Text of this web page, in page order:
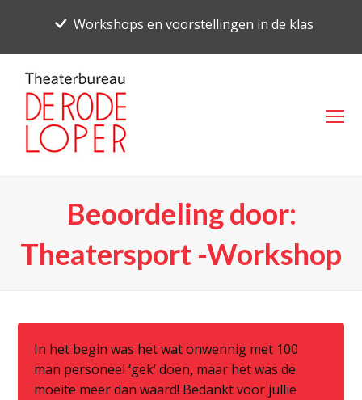
Workshops en voorstellingen in de klas
Beoordeling door:
Theatersport -Workshop
In het begin was het wat onwennig met 100
man personeel ‘gek’ doen, maar het was de
moeite meer dan waard! Bedankt voor jullie